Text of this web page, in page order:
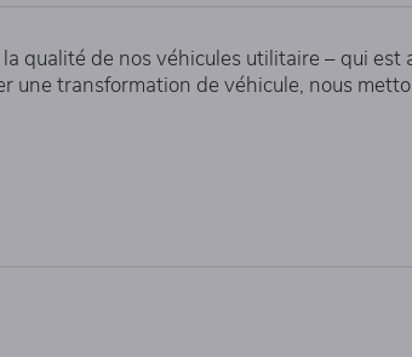
qualité de nos véhicules utilitaire – qui est
une transformation de véhicule, nous